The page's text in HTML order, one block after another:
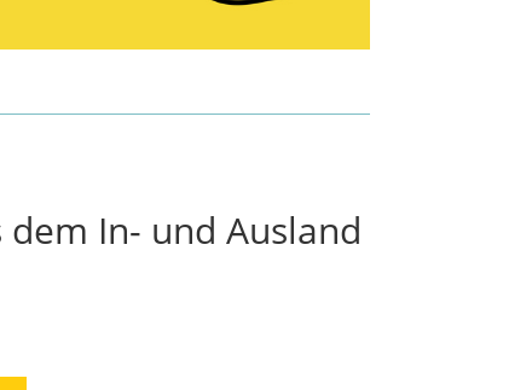
In- und Ausland